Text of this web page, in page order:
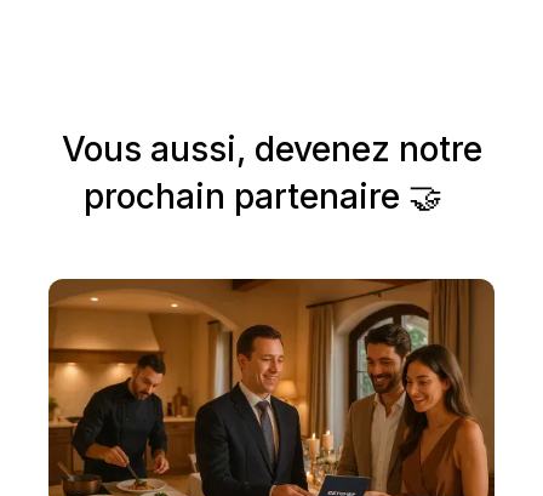
Vous aussi, devenez notre
prochain partenaire 🤝